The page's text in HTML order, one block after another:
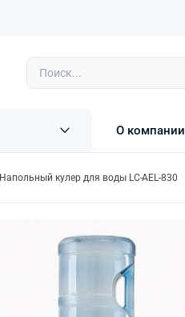
О компании
Напольный кулер для воды LC-AEL-830